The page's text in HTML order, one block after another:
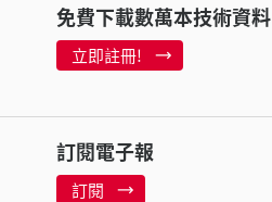
免費下載數萬本技術資料
立即註冊!
訂閱電子報
訂閱